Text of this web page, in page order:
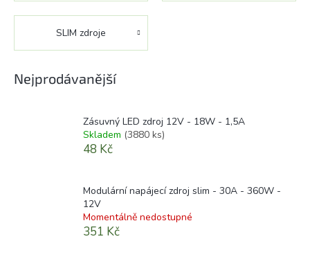
SLIM zdroje
Nejprodávanější
Zásuvný LED zdroj 12V - 18W - 1,5A
Skladem (3880 ks)
48 Kč
Modulární napájecí zdroj slim - 30A - 360W -
12V
Momentálně nedostupné
351 Kč